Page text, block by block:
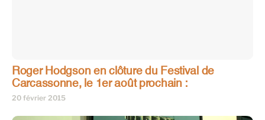
Roger Hodgson en clôture du Festival de
Carcassonne, le 1er août prochain :
20 février 2015